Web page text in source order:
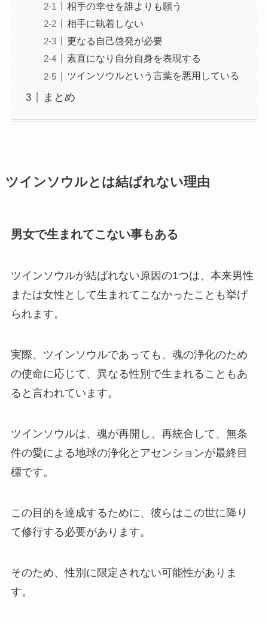
相手の幸せを誰よりも願う
相手に執着しない
更なる自己啓発が必要
素直になり自分自身を表現する
ツインソウルという言葉を悪用している
まとめ
ツインソウルとは結ばれない理由
男女で生まれてこない事もある
ツインソウルが結ばれない原因の1つは、本来男性
または女性として生まれてこなかったことも挙げ
られます。
実際、ツインソウルであっても、魂の浄化のため
の使命に応じて、異なる性別で生まれることもあ
ると言われています。
ツインソウルは、魂が再開し、再統合して、無条
件の愛による地球の浄化とアセンションが最終目
標です。
この目的を達成するために、彼らはこの世に降り
て修行する必要があります。
そのため、性別に限定されない可能性がありま
す。